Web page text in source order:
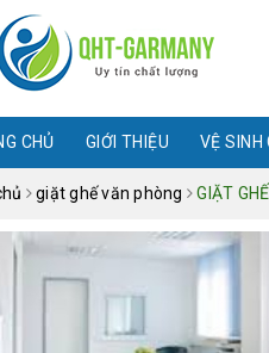
CHỦ GIỚI THIỆU VỆ SINH
giặt ghế văn phòng GIẶT